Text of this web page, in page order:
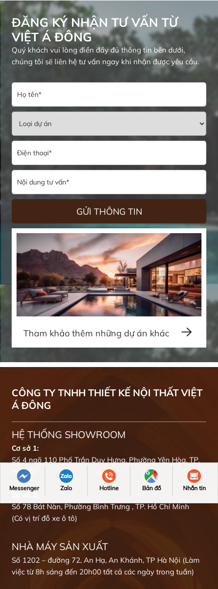
ĐĂNG KÝ NHẬN TƯ VẤN TỪ
VIỆT Á ĐÔNG
Quý khách vui lòng điền đầy đủ thông tin bên dưới,
chúng tôi sẽ liên hệ tư vấn ngay khi nhận được yêu cầu.
Tham khảo thêm những dự án khác
CÔNG TY TNHH THIẾT KẾ NỘI THẤT VIỆT
Á ĐÔNG
HỆ THỐNG SHOWROOM
Cơ sở 1:
Số 4 ngõ 110 Phố Trần Duy Hưng, Phường Yên Hòa, TP.
Hà Nội
Cơ sở 2:
Số 78 Bát Nàn, Phường Bình Trưng , TP. Hồ Chí Minh
(Có vị trí đỗ xe ô tô)
NHÀ MÁY SẢN XUẤT
Số 1202 – đường 72, An Hạ, An Khánh, TP Hà Nội (Làm
việc từ 8h sáng đến 20h00 tất cả các ngày trong tuần)
Messenger Zalo Hotline Bản đồ Nhắn tin